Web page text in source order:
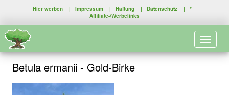
Hier werben | Impressum | Haftung | Datenschutz | * =
Affiliate-/Werbelinks
Betula ermanii - Gold-Birke